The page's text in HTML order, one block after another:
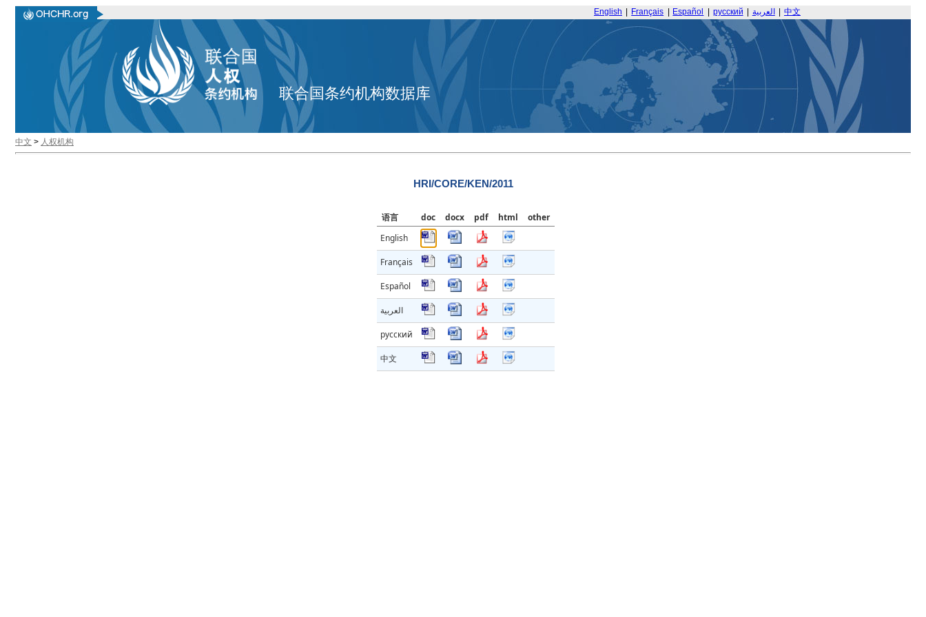
English Français Español русский العربية 中文
联合国条约机构数据库
中文 > 人权机构
HRI/CORE/KEN/2011
语言 doc docx pdf html
other
English
Français
Español
العربية
русский
中文